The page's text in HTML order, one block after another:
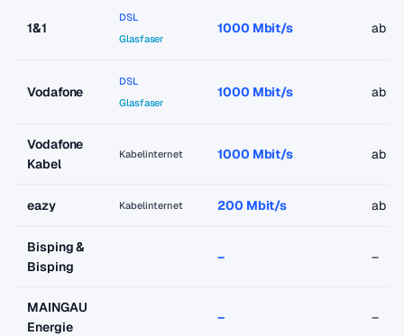
1&1
DSL
Glasfaser
1000 Mbit/s ab
Vodafone
DSL
Glasfaser
1000 Mbit/s ab
Vodafone
Kabel
Kabelinternet 1000 Mbit/s ab
eazy Kabelinternet 200 Mbit/s ab
Bisping &
Bisping
– –
MAINGAU
Energie
– –